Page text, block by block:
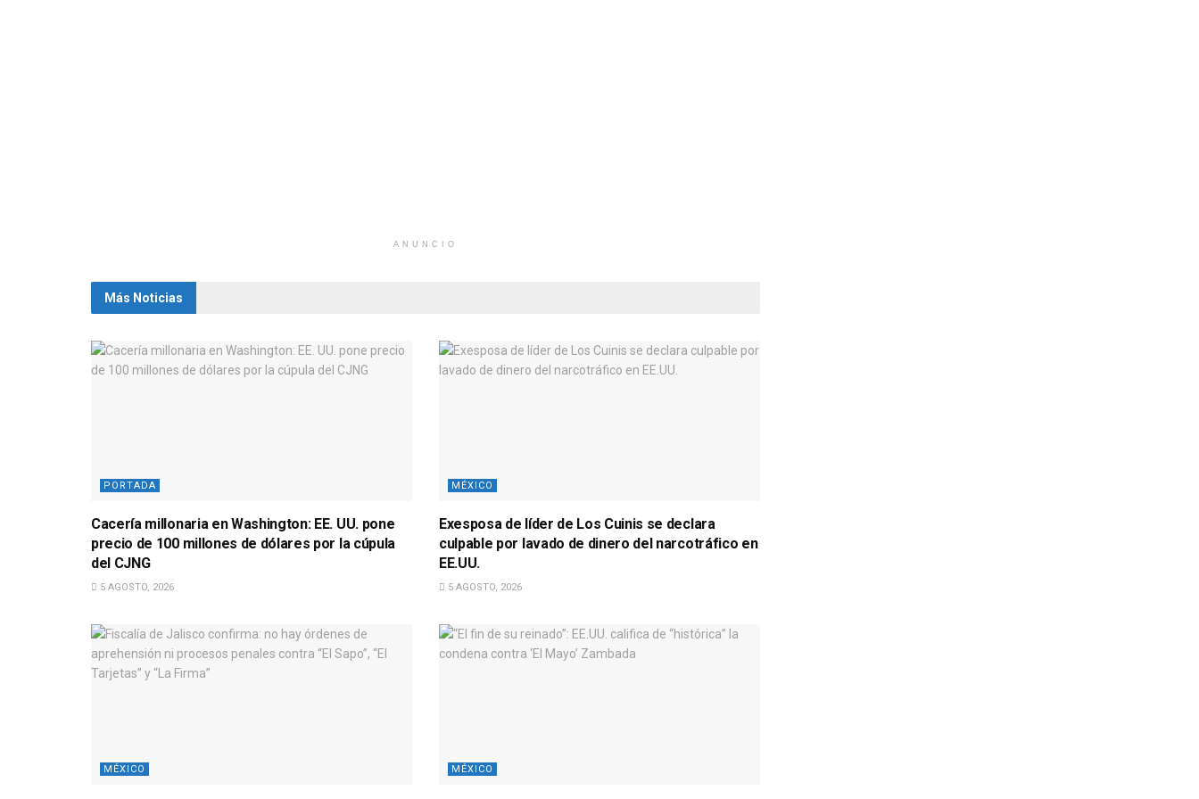
ANUNCIO
Más Noticias
PORTADA
Cacería millonaria en Washington: EE. UU. pone
precio de 100 millones de dólares por la cúpula
del CJNG
5 AGOSTO, 2026
MÉXICO
Exesposa de líder de Los Cuinis se declara
culpable por lavado de dinero del narcotráfico en
EE.UU.
5 AGOSTO, 2026
MÉXICO MÉXICO